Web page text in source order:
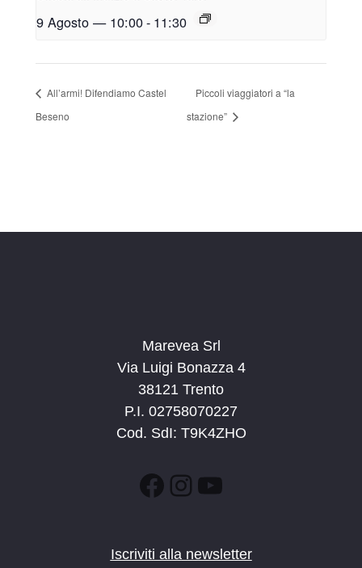
9 Agosto — 10:00- 11:30
All’armi! Difendiamo Castel
Beseno
Piccoli viaggiatori a “la
stazione”
Marevea Srl
Via Luigi Bonazza 4
38121 Trento
P.I. 02758070227
Cod. SdI: T9K4ZHO
Facebook
Instagram
YouTube
Iscriviti alla newsletter